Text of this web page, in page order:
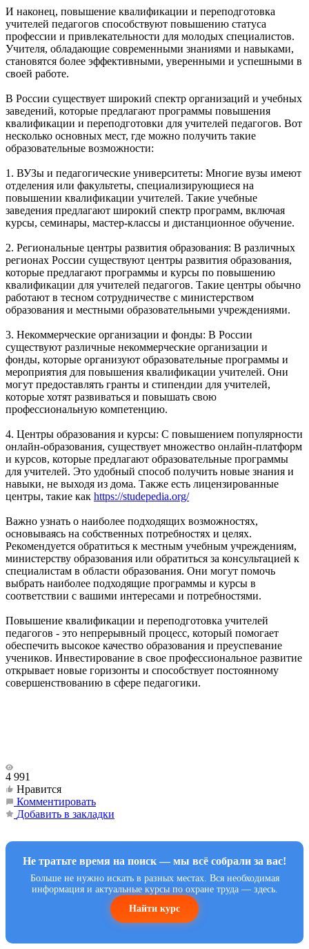
И наконец, повышение квалификации и переподготовка
учителей педагогов способствуют повышению статуса
профессии и привлекательности для молодых специалистов.
Учителя, обладающие современными знаниями и навыками,
становятся более эффективными, уверенными и успешными в
своей работе.
В России существует широкий спектр организаций и учебных
заведений, которые предлагают программы повышения
квалификации и переподготовки для учителей педагогов. Вот
несколько основных мест, где можно получить такие
образовательные возможности:
1. ВУЗы и педагогические университеты: Многие вузы имеют
отделения или факультеты, специализирующиеся на
повышении квалификации учителей. Такие учебные
заведения предлагают широкий спектр программ, включая
курсы, семинары, мастер-классы и дистанционное обучение.
2. Региональные центры развития образования: В различных
регионах России существуют центры развития образования,
которые предлагают программы и курсы по повышению
квалификации для учителей педагогов. Такие центры обычно
работают в тесном сотрудничестве с министерством
образования и местными образовательными учреждениями.
3. Некоммерческие организации и фонды: В России
существуют различные некоммерческие организации и
фонды, которые организуют образовательные программы и
мероприятия для повышения квалификации учителей. Они
могут предоставлять гранты и стипендии для учителей,
которые хотят развиваться и повышать свою
профессиональную компетенцию.
4. Центры образования и курсы: С повышением популярности
онлайн-образования, существует множество онлайн-платформ
и курсов, которые предлагают образовательные программы
для учителей. Это удобный способ получить новые знания и
навыки, не выходя из дома. Также есть лицензированные
центры, такие как https://studepedia.org/
Важно узнать о наиболее подходящих возможностях,
основываясь на собственных потребностях и целях.
Рекомендуется обратиться к местным учебным учреждениям,
министерству образования или обратиться за консультацией к
специалистам в области образования. Они могут помочь
выбрать наиболее подходящие программы и курсы в
соответствии с вашими интересами и потребностями.
Повышение квалификации и переподготовка учителей
педагогов - это непрерывный процесс, который помогает
обеспечить высокое качество образования и преуспевание
учеников. Инвестирование в свое профессиональное развитие
открывает новые горизонты и способствует постоянному
совершенствованию в сфере педагогики.
4 991
Нравится
Комментировать
Добавить в закладки
Не тратьте время на поиск — мы всё собрали за вас!
Больше не нужно искать в разных местах. Вся необходимая
информация и актуальные курсы по охране труда — здесь.
Найти курс